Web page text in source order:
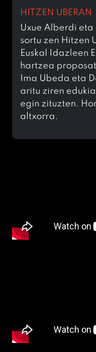
HITZEN UBERAN
Uxue Alberdi eta
sortu zen Hitzen
Euskal Idazleen
hartzea
Ima Ubeda eta
aritu ziren
egin zituzten.
altxorra.